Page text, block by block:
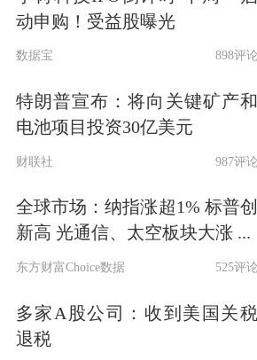
根据公司披露，魏延田
博士学历。自2004年11
控股股份有限公司董事
年10月至今担任新安洁公
资料显示，新安洁是北
司，是专业的智慧人居
商。公司立足重庆，布
动申购！受益股曝光
数据宝 898评论
特朗普宣布：将向关键矿产和
电池项目投资30亿美元
财联社 987评论
全球市场：纳指涨超1% 标普创
新高 光通信、太空板块大涨 ...
东方财富Choice数据 525评论
多家A股公司：收到美国关税
退税